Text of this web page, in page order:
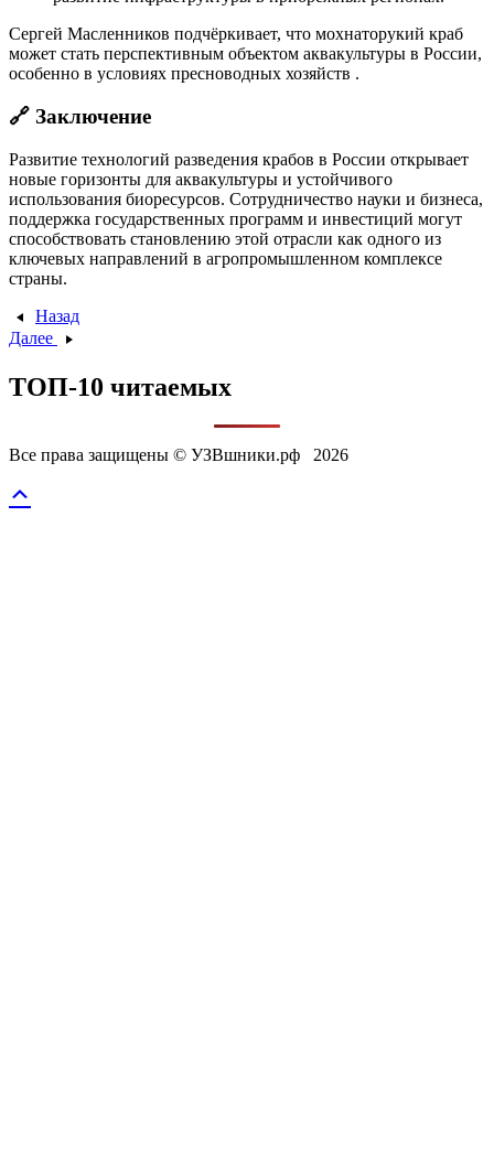
Сергей Масленников подчёркивает, что мохнаторукий краб
может стать перспективным объектом аквакультуры в России,
особенно в условиях пресноводных хозяйств .​
🔗 Заключение
Развитие технологий разведения крабов в России открывает
новые горизонты для аквакультуры и устойчивого
использования биоресурсов. Сотрудничество науки и бизнеса,
поддержка государственных программ и инвестиций могут
способствовать становлению этой отрасли как одного из
ключевых направлений в агропромышленном комплексе
страны.
Назад
Далее
ТОП-10 читаемых
Все права защищены © УЗВшники.рф 2026